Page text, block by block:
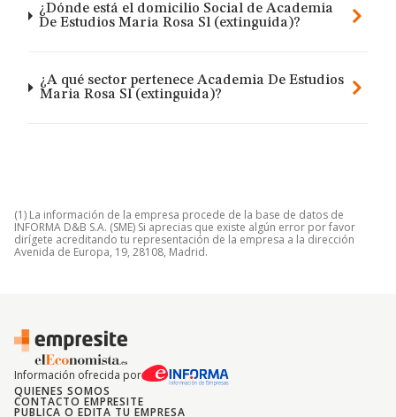
¿Dónde está el domicilio Social de Academia
De Estudios Maria Rosa Sl (extinguida)?
¿A qué sector pertenece Academia De Estudios
Maria Rosa Sl (extinguida)?
(1) La información de la empresa procede de la base de datos de
INFORMA D&B S.A. (SME) Si aprecias que existe algún error por favor
dirígete acreditando tu representación de la empresa a la dirección
Avenida de Europa, 19, 28108, Madrid.
Información ofrecida por
QUIENES SOMOS
CONTACTO EMPRESITE
PUBLICA O EDITA TU EMPRESA